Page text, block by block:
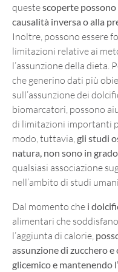
questescoperte
causalità inversa o alla
Inoltre, possono essere
limitazioni relative ai
l’assunzione della dieta.
che generino dati più
sull’assunzione dei
biomarcatori, possono
di limitazioni importanti
modo, tuttavia, gli studi
natura, non sono in
qualsiasi associazione
nell’ambito di studi
Dal momento che i
alimentari che
l’aggiunta di calorie,
assunzione di zucchero
glicemico e mantenendo